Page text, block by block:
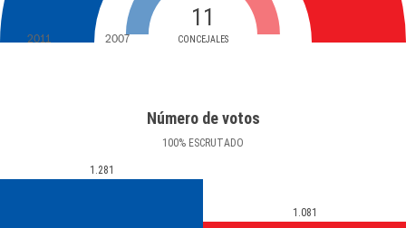
11
CONCEJALES
2011 2007
Número de votos
100% ESCRUTADO
1.281
1.081